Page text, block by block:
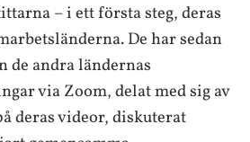
– i ett första steg, deras
De har sedan
de andra ländernas
via Zoom, delat med sig av
deras videor, diskuterat